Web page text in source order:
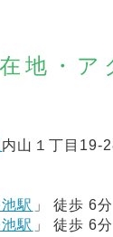
地・ア
内山１丁目19-
駅 」 徒歩 6分
駅 」 徒歩 6分